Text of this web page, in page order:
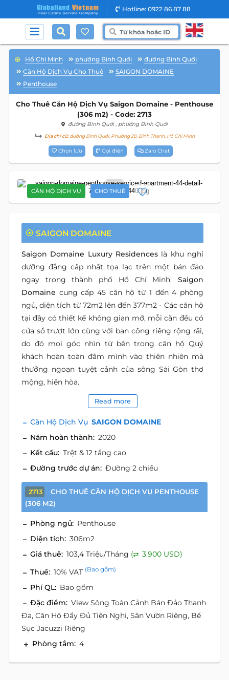
Hotline: 0922 86 87 88
Hồ Chí Minh phường Bình Quới
đường Bình Quới
Căn Hộ Dịch Vụ Cho Thuê
SAIGON DOMAINE
Penthouse
Cho Thuê Căn Hộ Dịch Vụ Saigon Domaine - Penthouse
(306 m2) - Code: 2713
đường Bình Quới , phường Bình Quới
Địa chỉ cũ:đường Bình Quới, Phường 28, Bình Thạnh, Hồ Chí Minh
Chọn lưu Gọi điện Zalo Chat
CĂN HỘ DỊCH VỤ CHO THUÊ
30
SAIGON DOMAINE
Saigon Domaine Luxury Residences là khu nghỉ
dưỡng đẳng cấp nhất tọa lạc trên một bán đảo
ngay trong thành phố Hồ Chí Minh. Saigon
Domaine cung cấp 45 căn hộ từ 1 đến 4 phòng
ngủ, diện tích từ 72m2 lên đến 377m2 - Các căn hộ
tại đây có thiết kế không gian mở, mỗi căn đều có
cửa sổ trượt lớn cùng với ban công riêng rộng rãi,
do đó mọi góc nhìn từ bên trong căn hộ Quý
khách hoàn toàn đắm mình vào thiên nhiên mà
thưởng ngoạn tuyệt cảnh của sông Sài Gòn thơ
mộng, hiền hòa.
Read more
Căn Hộ Dịch Vụ SAIGON DOMAINE
Năm hoàn thành: 2020
Kết cấu: Trệt & 12 tầng cao
Đường trước dự án: Đường 2 chiều
2713
CHO THUÊ CĂN HỘ DỊCH VỤ PENTHOUSE
(306 M2)
Phòng ngủ: Penthouse
Diện tích: 306m2
Giá thuê: 103,4 Triệu/Tháng (
3.900 USD)
Thuế: 10% VAT (Bao gồm)
Phí QL: Bao gồm
Đặc điểm: View Sông Toàn Cảnh Bán Đảo Thanh
Đa, Căn Hộ Đầy Đủ Tiện Nghi, Sân Vườn Riêng, Bể
Sục Jacuzzi Riêng
Phòng tắm: 4